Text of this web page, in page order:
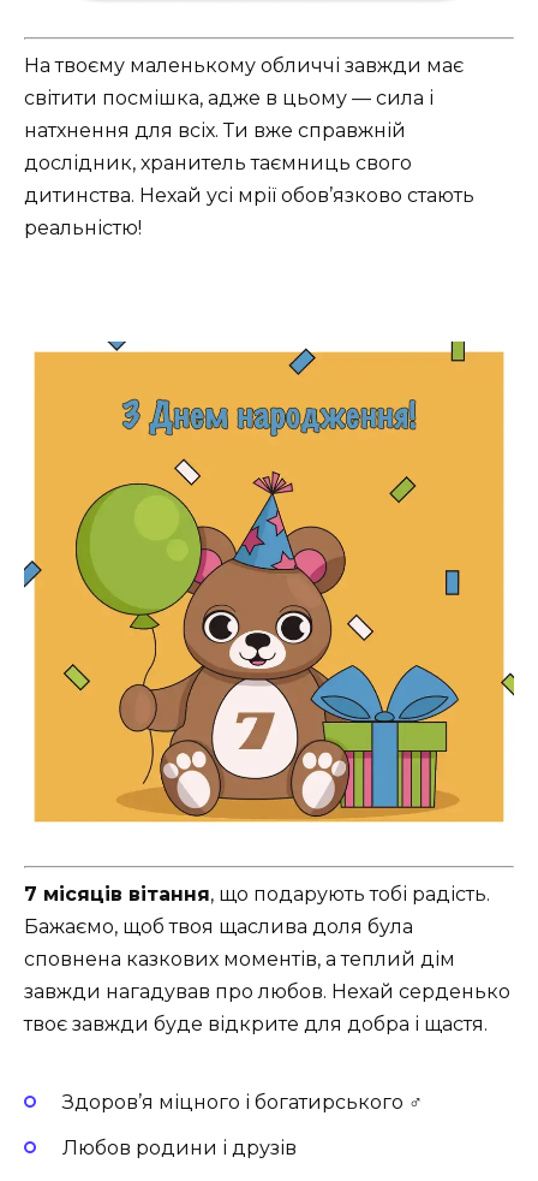
На твоєму маленькому обличчі завжди має
світити посмішка, адже в цьому — сила і
натхнення для всіх. Ти вже справжній
дослідник, хранитель таємниць свого
дитинства. Нехай усі мрії обов’язково стають
реальністю!
7 місяців вітання, що подарують тобі радість.
Бажаємо, щоб твоя щаслива доля була
сповнена казкових моментів, а теплий дім
завжди нагадував про любов. Нехай серденько
твоє завжди буде відкрите для добра і щастя.
Здоров’я міцного і богатирського ‍♂️
Любов родини і друзів